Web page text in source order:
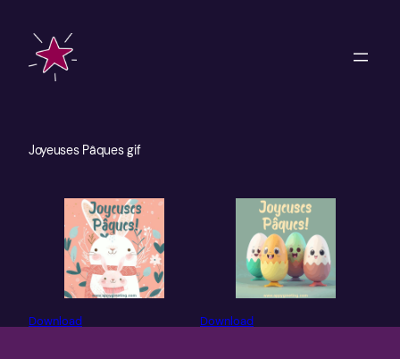
content
Joyeuses Pâques gif
Download Download